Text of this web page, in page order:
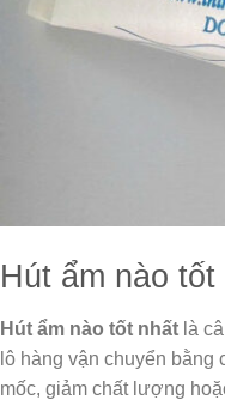
Hút ẩm nào
Hút ẩm nào tốt nhất là
lô hàng vận chuyển
mốc, giảm chất lượng